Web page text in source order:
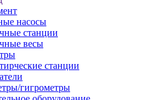
насосы
станции
весы
станции
гигрометры